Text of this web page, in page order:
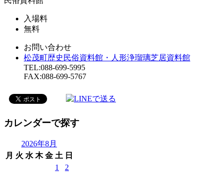
入場料
無料
お問い合わせ
松茂町歴史民俗資料館・人形浄瑠璃芝居資料館
TEL:088-699-5995
FAX:088-699-5767
カレンダーで探す
2026年8月
月 火 水 木 金 土 日
1
2